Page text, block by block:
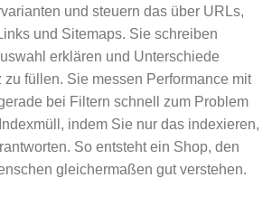
und steuern das über URLs,
und Sitemaps. Sie schreiben
erklären und Unterschiede
zu füllen. Sie messen Performance mit
bei Filtern schnell zum Problem
indem Sie nur das indexieren,
So entsteht ein Shop, den
gleichermaßen gut verstehen.